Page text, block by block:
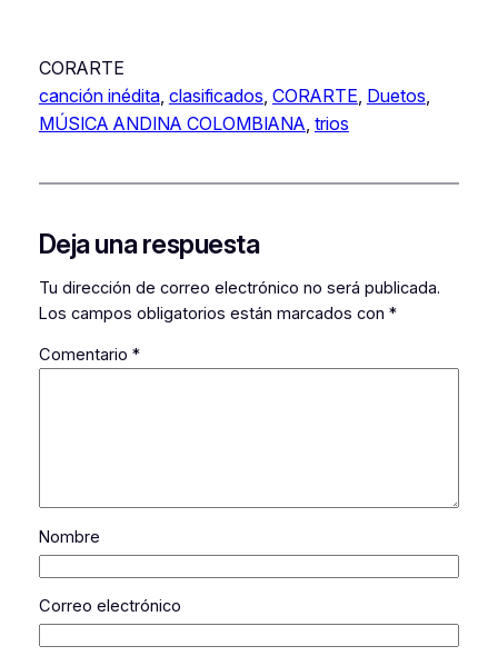
CORARTE
canción inédita, clasificados, CORARTE, Duetos
MÚSICA ANDINA COLOMBIANA, trios
Deja una respuesta
Tu dirección de correo electrónico no será publicada.
Los campos obligatorios están marcados con *
Comentario *
Nombre
Correo electrónico